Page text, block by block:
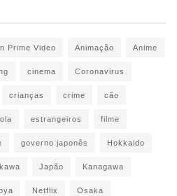
Prime Video Animação Anime
cinema Coronavirus
crianças crime cão
estrangeiros filme
governo japonês Hokkaido
Japão Kanagawa
Netflix Osaka